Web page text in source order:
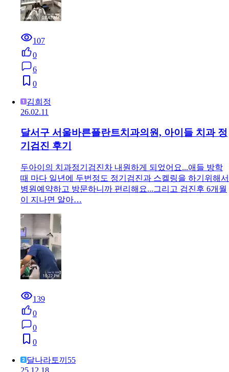
107
0
6
0
김희정
26.02.11
달서구 서울바른플란트치과의원, 아이들 치과 정
기검진 후기
두아이의 치과정기검진차 내원하게 되었어요...애들 방학
때 마다 일년에 두번정도 정기검진과 스켈링을 하기위해서
병원예약하고 방문하니까 편리해요...그리고 검진후 6개월
이 지나면 알아…
139
0
0
0
달나라토끼55